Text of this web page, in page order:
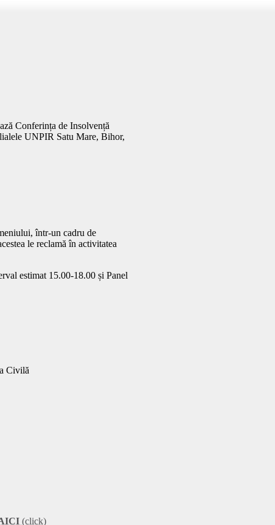
Conferința de Insolvență
UNPIR Satu Mare, Bihor,
într-un cadru de
le reclamă în activitatea
estimat 15.00-18.00 și Panel
Civilă
(click)